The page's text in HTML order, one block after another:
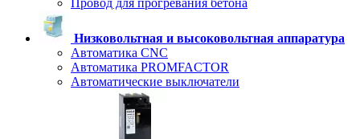
Провод для прогревания бетона
Низковольтная и высоковольтная аппаратура
Автоматика CNC
Автоматика PROMFACTOR
Автоматические выключатели